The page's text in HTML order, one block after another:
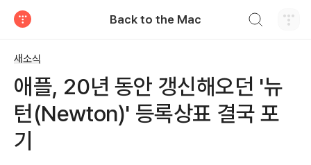
Back to the Mac
새소식
애플, 20년 동안 갱신해오던 '뉴
턴(Newton)' 등록상표 결국 포
기